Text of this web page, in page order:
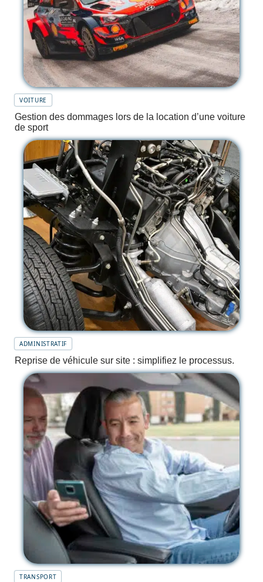
VOITURE
Gestion des dommages lors de la location d’une voiture
de sport
ADMINISTRATIF
Reprise de véhicule sur site : simplifiez le processus.
TRANSPORT